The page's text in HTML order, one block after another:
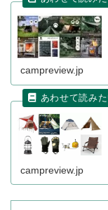
campreview.jp
campreview.jp